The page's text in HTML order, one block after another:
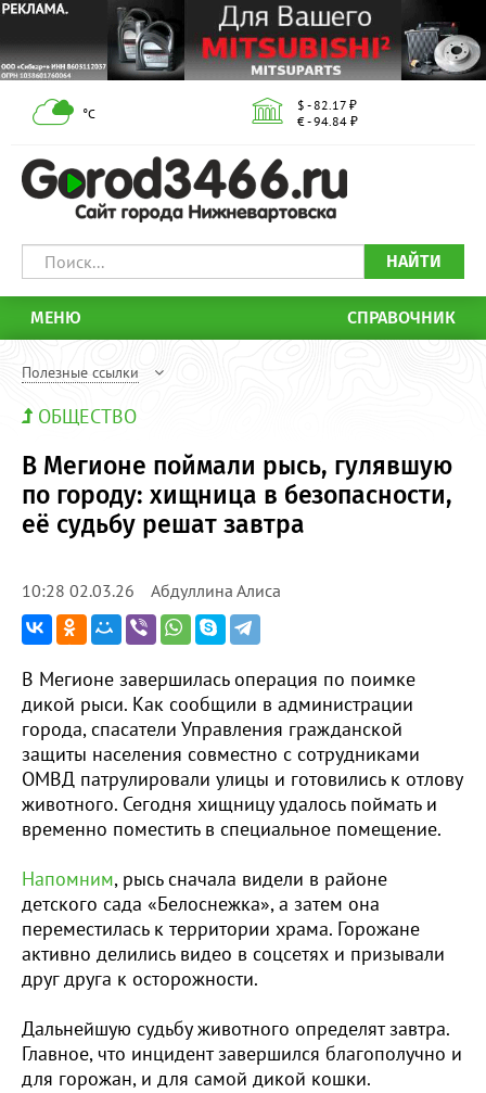
°С
$ - 82.17 ₽
€ - 94.84 ₽
НАЙТИ
МЕНЮ СПРАВОЧНИК
Полезные ссылки
ОБЩЕСТВО
В Мегионе поймали рысь, гулявшую
по городу: хищница в безопасности,
её судьбу решат завтра
10:28 02.03.26 Абдуллина Алиса
В Мегионе завершилась операция по поимке
дикой рыси. Как сообщили в администрации
города, спасатели Управления гражданской
защиты населения совместно с сотрудниками
ОМВД патрулировали улицы и готовились к отлову
животного. Сегодня хищницу удалось поймать и
временно поместить в специальное помещение.
Напомним, рысь сначала видели в районе
детского сада «Белоснежка», а затем она
переместилась к территории храма. Горожане
активно делились видео в соцсетях и призывали
друг друга к осторожности.
Дальнейшую судьбу животного определят завтра.
Главное, что инцидент завершился благополучно и
для горожан, и для самой дикой кошки.